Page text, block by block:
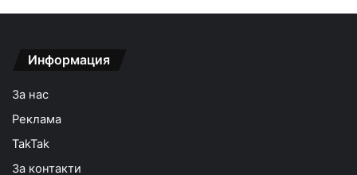
Информация
За нас
Реклама
TakTak
За контакти